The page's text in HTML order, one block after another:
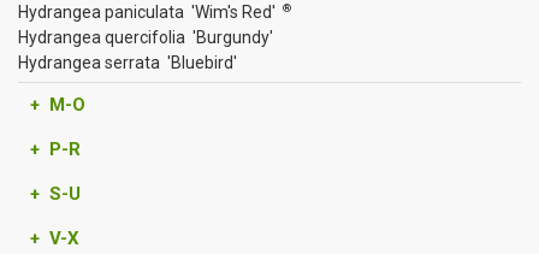
Hydrangea paniculata 'Wim's Red' ®
Hydrangea quercifolia 'Burgundy'
Hydrangea serrata 'Bluebird'
+ M-O
+ P-R
+ S-U
+ V-X